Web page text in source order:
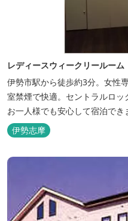
レディースウィークリールーム
伊勢市駅から徒歩約3分。女性
室禁煙で快適。セントラルロッ
お一人様でも安心して宿泊でき
伊勢志摩